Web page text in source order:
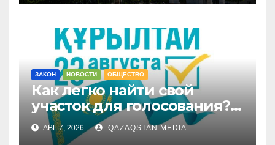
ЗАКОН НОВОСТИ ОБЩЕСТВО
Как легко найти свой
участок для голосования?
Запущен онлайн-сервис
АВГ 7, 2026 QAZAQSTAN MEDIA